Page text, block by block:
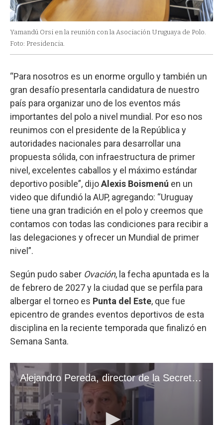
Yamandú Orsi en la reunión con la Asociación Uruguaya de Polo.
Foto: Presidencia.
“Para nosotros es un enorme orgullo y también un
gran desafío presentarla candidatura de nuestro
país para organizar uno de los eventos más
importantes del polo a nivel mundial. Por eso nos
reunimos con el presidente de la República y
autoridades nacionales para desarrollar una
propuesta sólida, con infraestructura de primer
nivel, excelentes caballos y el máximo estándar
deportivo posible”, dijoAlexis Boismenú en un
video que difundió la AUP, agregando: “Uruguay
tiene una gran tradición en el polo y creemos que
contamos con todas las condiciones para recibir a
las delegaciones y ofrecer un Mundial de primer
nivel”.
Según pudo saber Ovación, la fecha apuntada es la
de febrero de 2027 y la ciudad que se perfila para
albergar el torneo es Punta del Este, que fue
epicentro de grandes eventos deportivos de esta
disciplina en la reciente temporada que finalizó en
Semana Santa.